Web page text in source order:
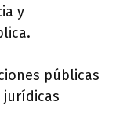
y
públicas
jurídicas